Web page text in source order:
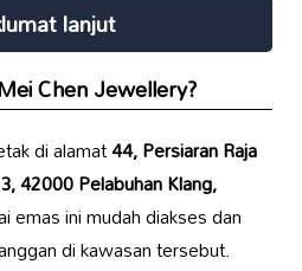
lanjut
Chen Jewellery?
di alamat44, Persiaran Raja
42000 Pelabuhan Klang,
emas ini mudah diakses dan
di kawasan tersebut.